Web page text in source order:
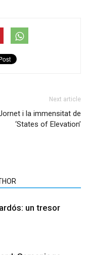
Next article
i la immensitat de
‘States of Elevation’
un tresor